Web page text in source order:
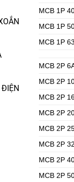
ĐIỆN
MCB 1P
MCB 1P
MCB 1P
MCB 2P
MCB 2P
MCB 2P
MCB 2P
MCB 2P
MCB 2P
MCB 2P
MCB 2P